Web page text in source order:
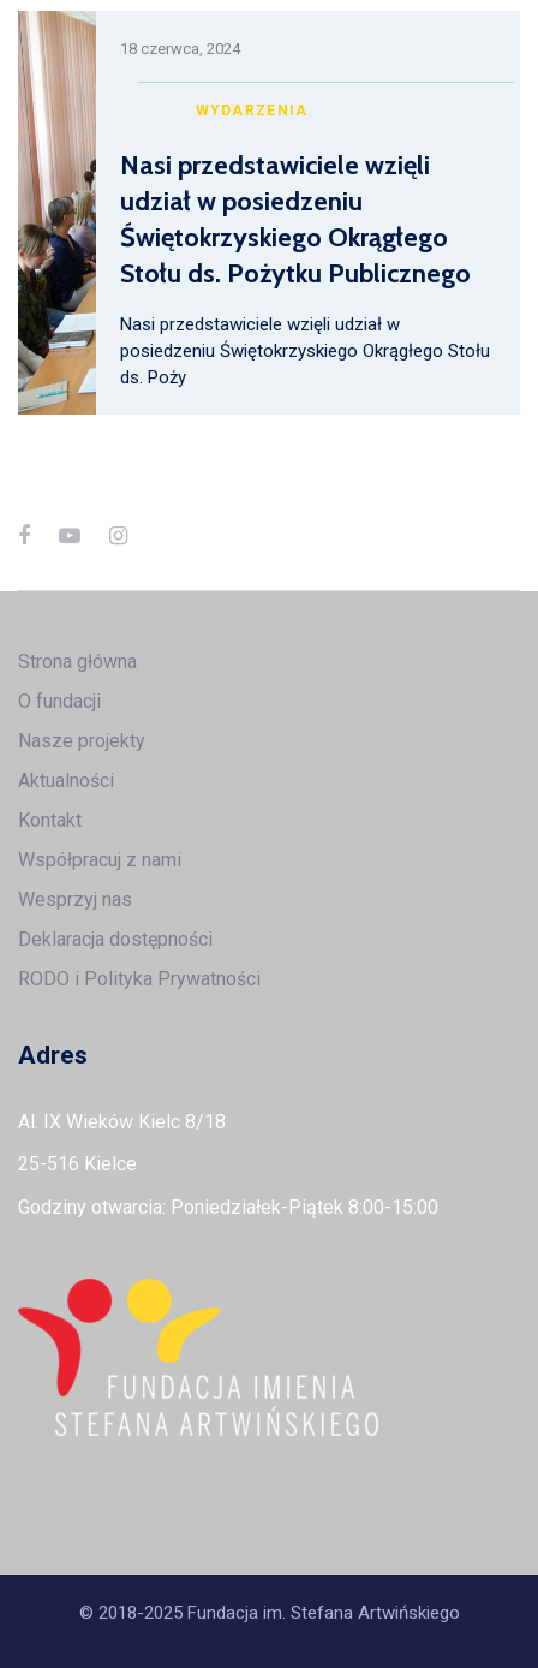
18 czerwca, 2024
WYDARZENIA
Nasi przedstawiciele wzięli
udział w posiedzeniu
Świętokrzyskiego Okrągłego
Stołu ds. Pożytku Publicznego
Nasi przedstawiciele wzięli udział w
posiedzeniu Świętokrzyskiego Okrągłego Stołu
ds. Poży
Strona główna
O fundacji
Nasze projekty
Aktualności
Kontakt
Współpracuj z nami
Wesprzyj nas
Deklaracja dostępności
RODO i Polityka Prywatności
Adres
Al. IX Wieków Kielc 8/18
25-516 Kielce
Godziny otwarcia: Poniedziałek-Piątek 8:00-15:00
© 2018-2025 Fundacja im. Stefana Artwińskiego